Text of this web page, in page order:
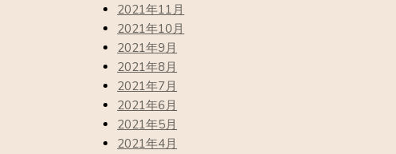
2021年11月
2021年10月
2021年9月
2021年8月
2021年7月
2021年6月
2021年5月
2021年4月